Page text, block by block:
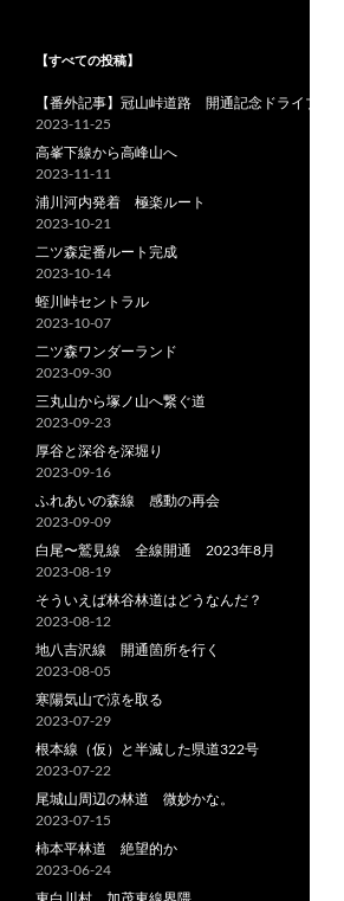
【すべての投稿】
【番外記事】冠山峠道路 開通記念ドライブ
2023-11-25
高峯下線から高峰山へ
2023-11-11
浦川河内発着 極楽ルート
2023-10-21
二ツ森定番ルート完成
2023-10-14
蛭川峠セントラル
2023-10-07
二ツ森ワンダーランド
2023-09-30
三丸山から塚ノ山へ繋ぐ道
2023-09-23
厚谷と深谷を深堀り
2023-09-16
ふれあいの森線 感動の再会
2023-09-09
白尾〜鷲見線 全線開通 2023年8月
2023-08-19
そういえば林谷林道はどうなんだ？
2023-08-12
地八吉沢線 開通箇所を行く
2023-08-05
寒陽気山で涼を取る
2023-07-29
根本線（仮）と半滅した県道322号
2023-07-22
尾城山周辺の林道 微妙かな。
2023-07-15
柿本平林道 絶望的か
2023-06-24